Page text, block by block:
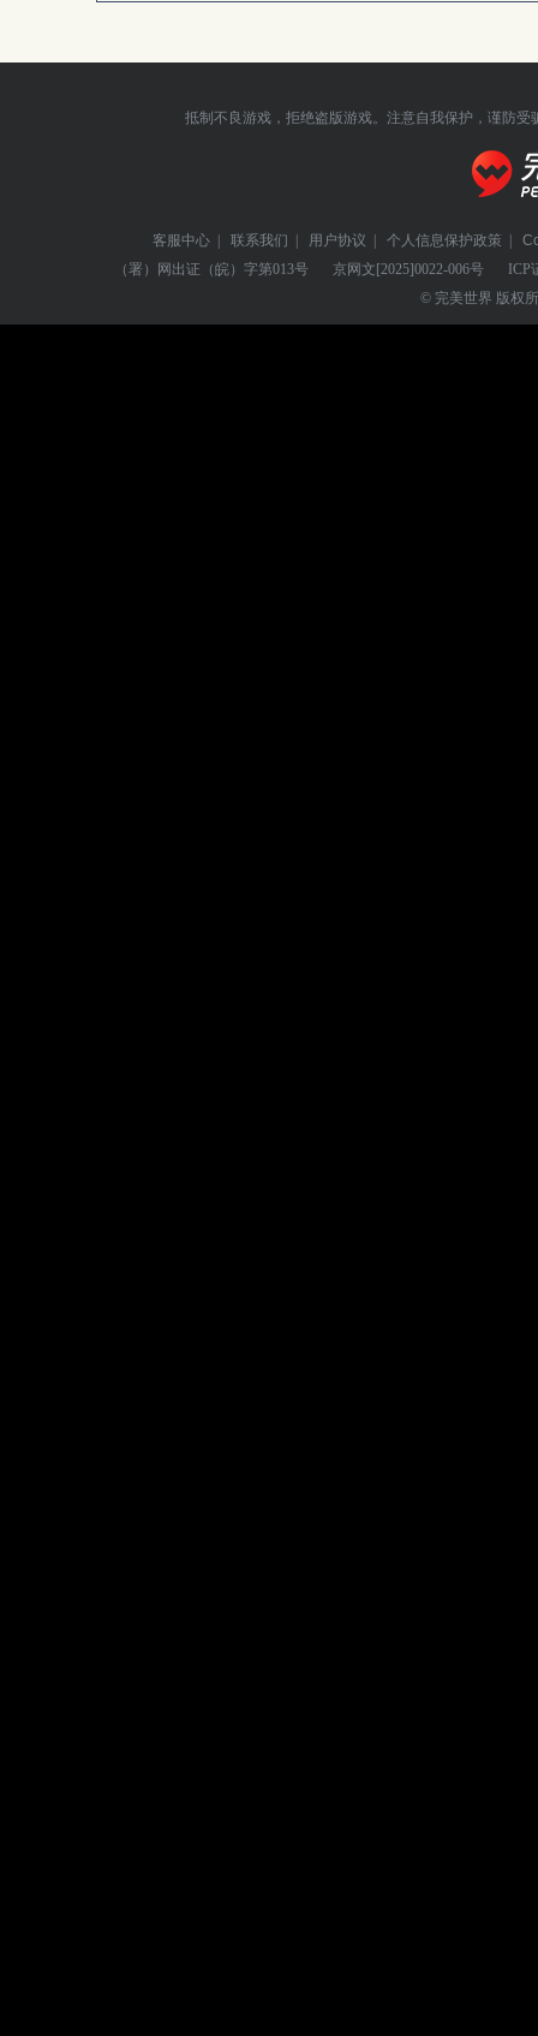
抵制不良游戏，拒绝盗版游戏。注意自我保护，谨防受
客服中心 联系我们 用户协议 个人信息保护政策
（署）网出证（皖）字第013号
京网文 [2025]0022-006号
ICP
© 完美世界 版权所